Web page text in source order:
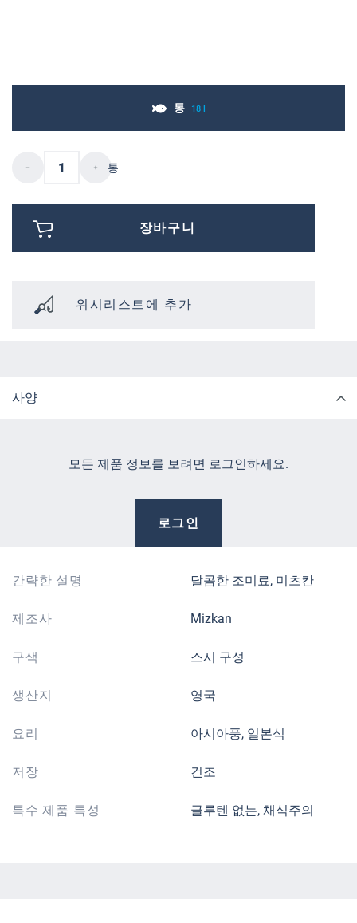
통 18 l
통
장바구니
위시리스트에 추가
사양
모든 제품 정보를 보려면 로그인하세요.
로그인
간략한 설명 달콤한 조미료, 미츠칸
제조사 Mizkan
구색 스시 구성
생산지 영국
요리 아시아풍, 일본식
저장 건조
특수 제품 특성 글루텐 없는, 채식주의